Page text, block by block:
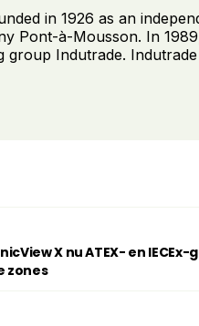
in 1926 as an
Pont-à-Mousson. In
group Indutrade.
X nu ATEX- en
zones